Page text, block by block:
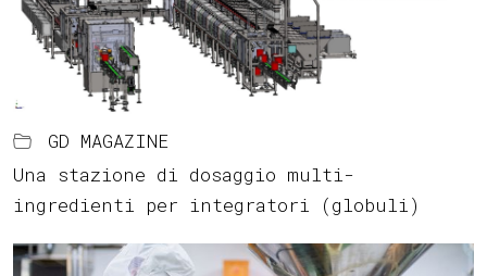
GD MAGAZINE
Una stazione di dosaggio multi-
ingredienti per integratori (globuli)